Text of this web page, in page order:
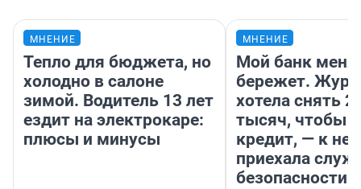
МНЕНИЕ
Тепло для бюджета, но
холодно в салоне
зимой. Водитель 13 лет
ездит на электрокаре:
плюсы и минусы
МНЕНИЕ
Мой банк меня
бережет.
хотела снять
тысяч, чтобы
кредит, — к
приехала
безопасности